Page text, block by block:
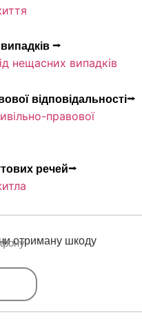
⭢
нещасних випадків
відповідальності⭢
правової
речей⭢
отриману шкоду